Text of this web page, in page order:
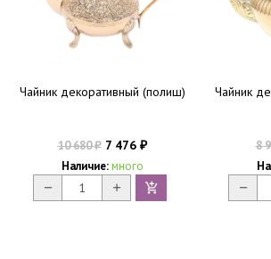
Чайник декоративный (полиш)
10 680₽7 476 ₽
Наличие: много
Чайник
8